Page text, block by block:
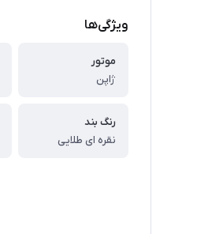
ویژگی‌ها
موتور
ژاپن
رنگ بند
نقره ای طلایی